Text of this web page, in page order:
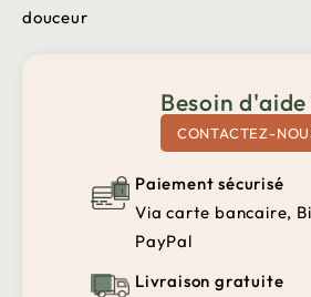
douceur
Besoin d'aide
CONTACTEZ-
Paiement sécurisé
Via carte bancaire,
PayPal
Livraison gratuite